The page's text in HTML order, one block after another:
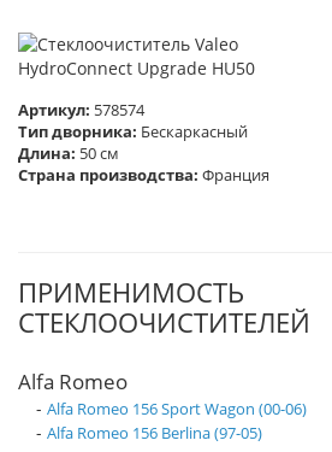
Артикул: 578574
Тип дворника: Бескаркасный
Длина: 50 см
Страна производства: Франция
ПРИМЕНИМОСТЬ
СТЕКЛООЧИСТИТЕЛЕЙ
Alfa Romeo
- Alfa Romeo 156 Sport Wagon (00-06)
- Alfa Romeo 156 Berlina (97-05)